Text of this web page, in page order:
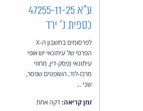
ע"א 47255-11-25
כספית נ' ירד
לפרסומים בחשבון ה-X
הפרטי של עיתונאי יש אופי
עיתונאי (פסק-דין, מחוזי
מרכז-לוד, השופטים שפסר,
שני ...
זמן קריאה:דקה אחת